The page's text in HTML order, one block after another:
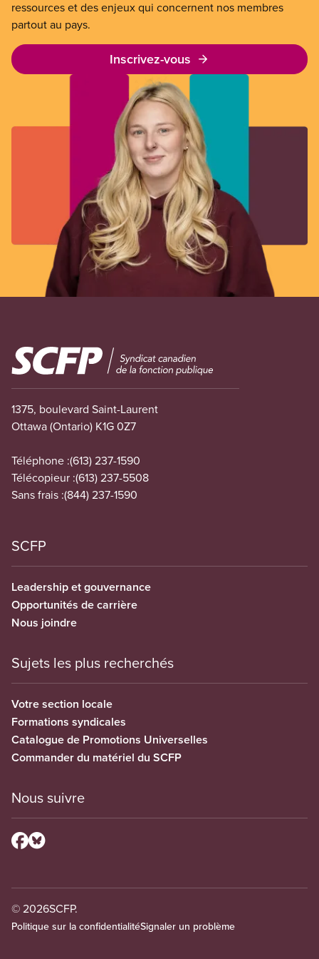
ressources et des enjeux qui concernent nos membres
partout au pays.
Inscrivez-vous
Image
1375, boulevard Saint-Laurent
Ottawa (Ontario) K1G 0Z7
Téléphone :(613) 237-1590
Télécopieur :(613) 237-5508
Sans frais :(844) 237-1590
SCFP
Leadership et gouvernance
Opportunités de carrière
Nous joindre
Sujets les plus recherchés
Votre section locale
Formations syndicales
Catalogue de Promotions Universelles
Commander du matériel du SCFP
Nous suivre
© 2026SCFP.
Politique sur la confidentialitéSignaler un problème